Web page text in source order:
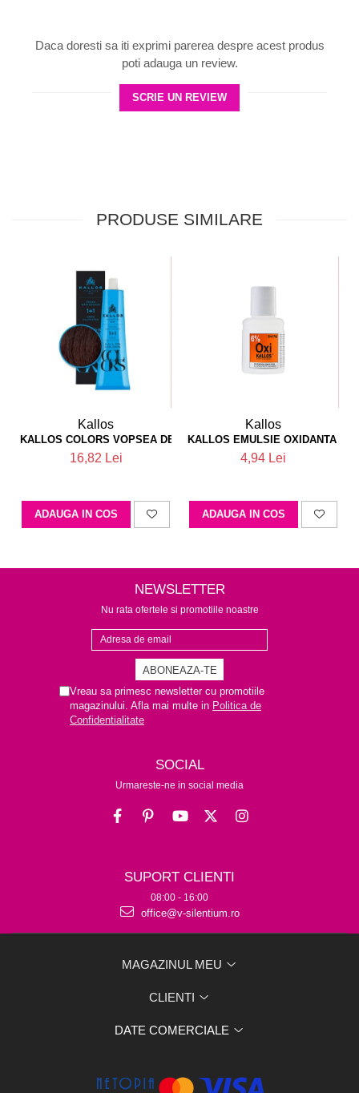
Daca doresti sa iti exprimi parerea despre acest produs
poti adauga un review.
SCRIE UN REVIEW
PRODUSE SIMILARE
Kallos
KALLOS COLORS VOPSEA DE PAR 6M
16,82 Lei
ADAUGA IN COS
Kallos
KALLOS EMULSIE OXIDANTA
4,94 Lei
ADAUGA IN COS
NEWSLETTER
Nu rata ofertele si promotiile noastre
Vreau sa primesc newsletter cu promotiile
magazinului. Afla mai multe in Politica de
Confidentialitate
SOCIAL
Urmareste-ne in social media
SUPORT CLIENTI
08:00 - 16:00
office@v-silentium.ro
MAGAZINUL MEU
CLIENTI
DATE COMERCIALE